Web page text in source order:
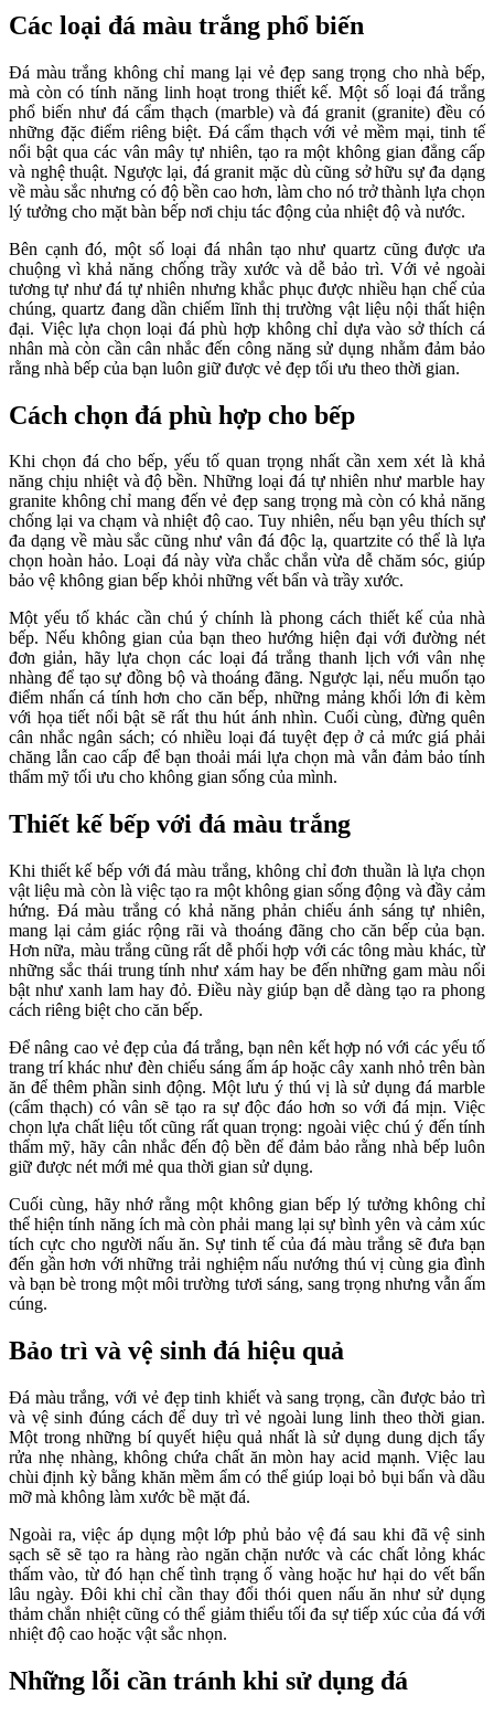
Các loại đá màu trắng phổ biến
Đá màu trắng không chỉ mang lại vẻ đẹp sang trọng cho nhà bếp,
mà còn có tính năng linh hoạt trong thiết kế. Một số loại đá trắng
phổ biến như đá cẩm thạch (marble) và đá granit (granite) đều có
những đặc điểm riêng biệt. Đá cẩm thạch với vẻ mềm mại, tinh tế
nổi bật qua các vân mây tự nhiên, tạo ra một không gian đẳng cấp
và nghệ thuật. Ngược lại, đá granit mặc dù cũng sở hữu sự đa dạng
về màu sắc nhưng có độ bền cao hơn, làm cho nó trở thành lựa chọn
lý tưởng cho mặt bàn bếp nơi chịu tác động của nhiệt độ và nước.
Bên cạnh đó, một số loại đá nhân tạo như quartz cũng được ưa
chuộng vì khả năng chống trầy xước và dễ bảo trì. Với vẻ ngoài
tương tự như đá tự nhiên nhưng khắc phục được nhiều hạn chế của
chúng, quartz đang dần chiếm lĩnh thị trường vật liệu nội thất hiện
đại. Việc lựa chọn loại đá phù hợp không chỉ dựa vào sở thích cá
nhân mà còn cần cân nhắc đến công năng sử dụng nhằm đảm bảo
rằng nhà bếp của bạn luôn giữ được vẻ đẹp tối ưu theo thời gian.
Cách chọn đá phù hợp cho bếp
Khi chọn đá cho bếp, yếu tố quan trọng nhất cần xem xét là khả
năng chịu nhiệt và độ bền. Những loại đá tự nhiên như marble hay
granite không chỉ mang đến vẻ đẹp sang trọng mà còn có khả năng
chống lại va chạm và nhiệt độ cao. Tuy nhiên, nếu bạn yêu thích sự
đa dạng về màu sắc cũng như vân đá độc lạ, quartzite có thể là lựa
chọn hoàn hảo. Loại đá này vừa chắc chắn vừa dễ chăm sóc, giúp
bảo vệ không gian bếp khỏi những vết bẩn và trầy xước.
Một yếu tố khác cần chú ý chính là phong cách thiết kế của nhà
bếp. Nếu không gian của bạn theo hướng hiện đại với đường nét
đơn giản, hãy lựa chọn các loại đá trắng thanh lịch với vân nhẹ
nhàng để tạo sự đồng bộ và thoáng đãng. Ngược lại, nếu muốn tạo
điểm nhấn cá tính hơn cho căn bếp, những mảng khối lớn đi kèm
với họa tiết nổi bật sẽ rất thu hút ánh nhìn. Cuối cùng, đừng quên
cân nhắc ngân sách; có nhiều loại đá tuyệt đẹp ở cả mức giá phải
chăng lẫn cao cấp để bạn thoải mái lựa chọn mà vẫn đảm bảo tính
thẩm mỹ tối ưu cho không gian sống của mình.
Thiết kế bếp với đá màu trắng
Khi thiết kế bếp với đá màu trắng, không chỉ đơn thuần là lựa chọn
vật liệu mà còn là việc tạo ra một không gian sống động và đầy cảm
hứng. Đá màu trắng có khả năng phản chiếu ánh sáng tự nhiên,
mang lại cảm giác rộng rãi và thoáng đãng cho căn bếp của bạn.
Hơn nữa, màu trắng cũng rất dễ phối hợp với các tông màu khác, từ
những sắc thái trung tính như xám hay be đến những gam màu nổi
bật như xanh lam hay đỏ. Điều này giúp bạn dễ dàng tạo ra phong
cách riêng biệt cho căn bếp.
Để nâng cao vẻ đẹp của đá trắng, bạn nên kết hợp nó với các yếu tố
trang trí khác như đèn chiếu sáng ấm áp hoặc cây xanh nhỏ trên bàn
ăn để thêm phần sinh động. Một lưu ý thú vị là sử dụng đá marble
(cẩm thạch) có vân sẽ tạo ra sự độc đáo hơn so với đá mịn. Việc
chọn lựa chất liệu tốt cũng rất quan trọng: ngoài việc chú ý đến tính
thẩm mỹ, hãy cân nhắc đến độ bền để đảm bảo rằng nhà bếp luôn
giữ được nét mới mẻ qua thời gian sử dụng.
Cuối cùng, hãy nhớ rằng một không gian bếp lý tưởng không chỉ
thể hiện tính năng ích mà còn phải mang lại sự bình yên và cảm xúc
tích cực cho người nấu ăn. Sự tinh tế của đá màu trắng sẽ đưa bạn
đến gần hơn với những trải nghiệm nấu nướng thú vị cùng gia đình
và bạn bè trong một môi trường tươi sáng, sang trọng nhưng vẫn ấm
cúng.
Bảo trì và vệ sinh đá hiệu quả
Đá màu trắng, với vẻ đẹp tinh khiết và sang trọng, cần được bảo trì
và vệ sinh đúng cách để duy trì vẻ ngoài lung linh theo thời gian.
Một trong những bí quyết hiệu quả nhất là sử dụng dung dịch tẩy
rửa nhẹ nhàng, không chứa chất ăn mòn hay acid mạnh. Việc lau
chùi định kỳ bằng khăn mềm ẩm có thể giúp loại bỏ bụi bẩn và dầu
mỡ mà không làm xước bề mặt đá.
Ngoài ra, việc áp dụng một lớp phủ bảo vệ đá sau khi đã vệ sinh
sạch sẽ sẽ tạo ra hàng rào ngăn chặn nước và các chất lỏng khác
thấm vào, từ đó hạn chế tình trạng ố vàng hoặc hư hại do vết bẩn
lâu ngày. Đôi khi chỉ cần thay đổi thói quen nấu ăn như sử dụng
thảm chắn nhiệt cũng có thể giảm thiểu tối đa sự tiếp xúc của đá với
nhiệt độ cao hoặc vật sắc nhọn.
Những lỗi cần tránh khi sử dụng đá